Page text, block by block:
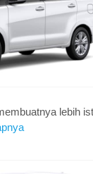
lebih